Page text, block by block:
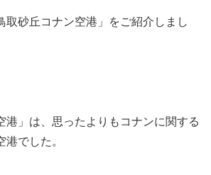
取砂丘コナン空港」をご紹介しまし
港」は、思ったよりもコナンに関する
でした。